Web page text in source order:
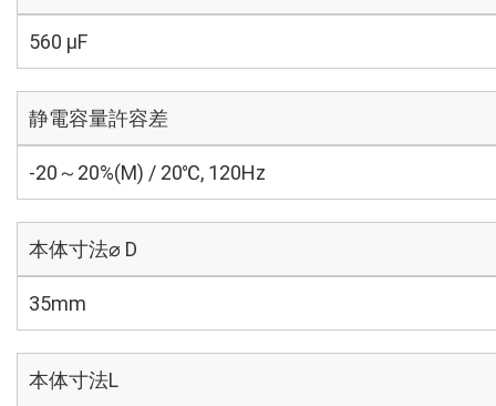
560 µF
静電容量許容差
-20～20%(M) / 20℃, 120Hz
本体寸法⌀ D
35mm
本体寸法L